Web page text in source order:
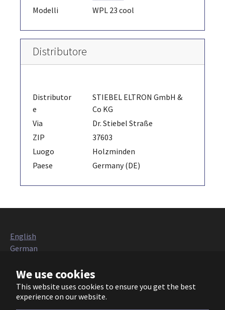
We use cookies
This website uses cookies to ensure you get the best
experience on our website.
Modelli
WPL 23 cool
Distributore
Distributor
e
STIEBEL ELTRON GmbH &
Co KG
Via
Dr. Stiebel Straße
ZIP
37603
Luogo
Holzminden
Paese
Germany (DE)
English
German
French
Polish
Czech